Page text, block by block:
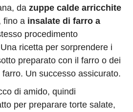
da zuppe calde arricchite
fino a insalate di farro a
procedimento
ricetta per sorprendere i
preparato con il farro o dei
Un successo assicurato.
di amido, quindi
per preparare torte salate,